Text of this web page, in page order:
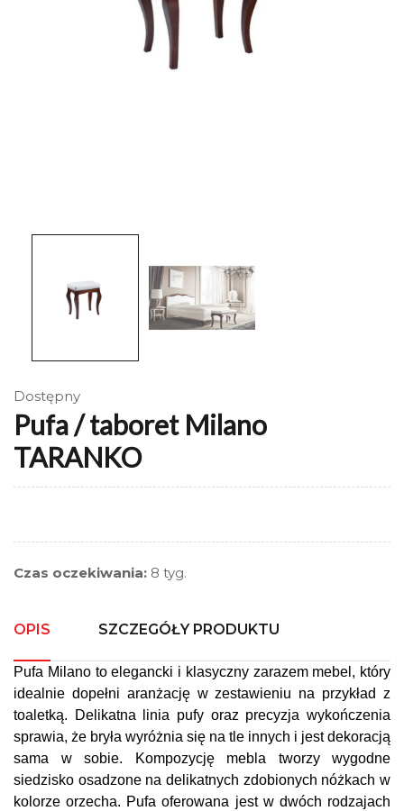
Dostępny
Pufa / taboret Milano
TARANKO
Czas oczekiwania: 8 tyg.
OPIS SZCZEGÓŁY PRODUKTU
Pufa Milano to elegancki i klasyczny zarazem mebel, który
idealnie dopełni aranżację w zestawieniu na przykład z
toaletką. Delikatna linia pufy oraz precyzja wykończenia
sprawia, że bryła wyróżnia się na tle innych i jest dekoracją
sama w sobie. Kompozycję mebla tworzy wygodne
siedzisko osadzone na delikatnych zdobionych nóżkach w
kolorze orzecha. Pufa oferowana jest w dwóch rodzajach